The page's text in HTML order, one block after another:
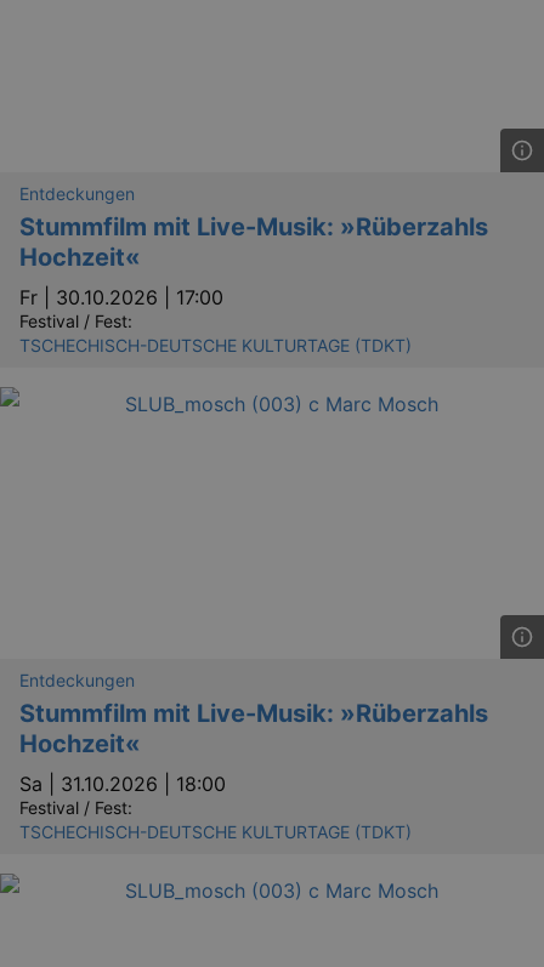
Entdeckungen
Stummfilm mit Live-Musik: »Rüberzahls
Hochzeit«
Fr | 30.10.2026 | 17:00
Festival / Fest:
TSCHECHISCH-DEUTSCHE KULTURTAGE (TDKT)
Entdeckungen
Stummfilm mit Live-Musik: »Rüberzahls
Hochzeit«
Sa | 31.10.2026 | 18:00
Festival / Fest:
TSCHECHISCH-DEUTSCHE KULTURTAGE (TDKT)
_gat_UA-12823294-20
.kulturkalender-